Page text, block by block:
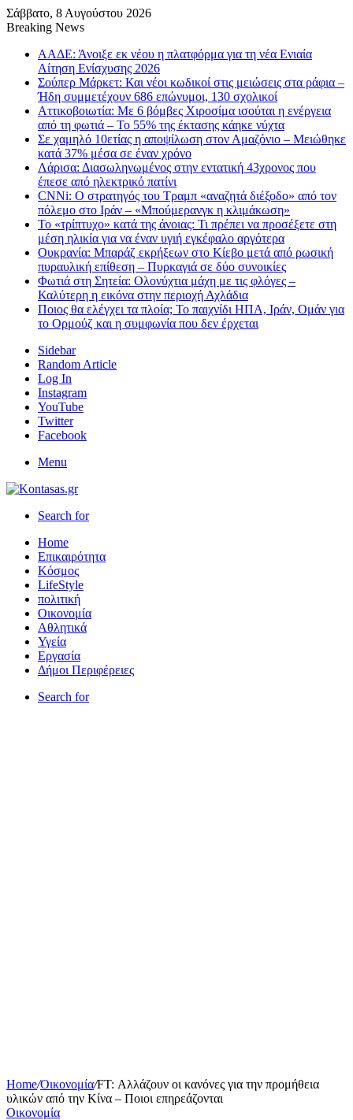
Σάββατο, 8 Αυγούστου 2026
Breaking News
ΑΑΔΕ: Άνοιξε εκ νέου η πλατφόρμα για τη νέα Ενιαία
Αίτηση Ενίσχυσης 2026
Σούπερ Μάρκετ: Και νέοι κωδικοί στις μειώσεις στα ράφια –
Ήδη συμμετέχουν 686 επώνυμοι, 130 σχολικοί
Αττικοβοιωτία: Με 6 βόμβες Χιροσίμα ισούται η ενέργεια
από τη φωτιά – Το 55% της έκτασης κάηκε νύχτα
Σε χαμηλό 10ετίας η αποψίλωση στον Αμαζόνιο – Μειώθηκε
κατά 37% μέσα σε έναν χρόνο
Λάρισα: Διασωληνωμένος στην εντατική 43χρονος που
έπεσε από ηλεκτρικό πατίνι
CNNi: Ο στρατηγός του Τραμπ «αναζητά διέξοδο» από τον
πόλεμο στο Ιράν – «Μπούμερανγκ η κλιμάκωση»
Το «τρίπτυχο» κατά της άνοιας: Τι πρέπει να προσέξετε στη
μέση ηλικία για να έναν υγιή εγκέφαλο αργότερα
Ουκρανία: Μπαράζ εκρήξεων στο Κίεβο μετά από ρωσική
πυραυλική επίθεση – Πυρκαγιά σε δύο συνοικίες
Φωτιά στη Σητεία: Ολονύχτια μάχη με τις φλόγες –
Καλύτερη η εικόνα στην περιοχή Αχλάδια
Ποιος θα ελέγχει τα πλοία; Το παιχνίδι ΗΠΑ, Ιράν, Ομάν για
το Ορμούζ και η συμφωνία που δεν έρχεται
Sidebar
Random Article
Log In
Instagram
YouTube
Twitter
Facebook
Menu
Search for
Home
Επικαιρότητα
Κόσμος
LifeStyle
πολιτική
Οικονομία
Αθλητικά
Υγεία
Εργασία
Δήμοι Περιφέρειες
Search for
Home/Οικονομία/FT: Αλλάζουν οι κανόνες για την προμήθεια
υλικών από την Κίνα – Ποιοι επηρεάζονται
Οικονομία